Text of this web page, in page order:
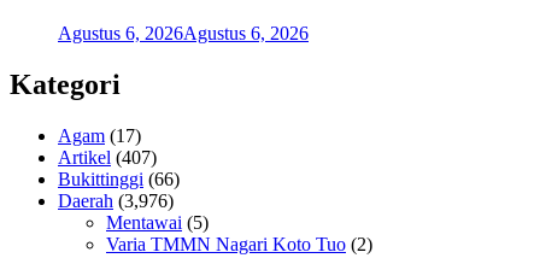
Agustus 6, 2026Agustus 6, 2026
Kategori
Agam (17)
Artikel (407)
Bukittinggi (66)
Daerah (3,976)
Mentawai (5)
Varia TMMN Nagari Koto Tuo (2)